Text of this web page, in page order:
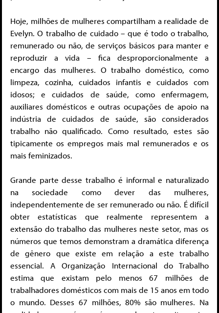
Hoje, milhões de mulheres compartilham a realidade de
Evelyn. O trabalho de cuidado – que é todo o trabalho,
remunerado ou não, de serviços básicos para manter e
reproduzir a vida – fica desproporcionalmente a
encargo das mulheres. O trabalho doméstico, como
limpeza, cozinha, cuidados infantis e cuidados com
idosos; e cuidados de saúde, como enfermagem,
auxiliares domésticos e outras ocupações de apoio na
indústria de cuidados de saúde, são considerados
trabalho não qualificado. Como resultado, estes são
tipicamente os empregos mais mal remunerados e os
mais feminizados.
Grande parte desse trabalho é informal e naturalizado
na sociedade como dever das mulheres,
independentemente de ser remunerado ou não. É difícil
obter estatísticas que realmente representem a
extensão do trabalho das mulheres neste setor, mas os
números que temos demonstram a dramática diferença
de gênero que existe em relação a este trabalho
essencial. A Organização Internacional do Trabalho
estima que existam pelo menos 67 milhões de
trabalhadores domésticos com mais de 15 anos em todo
o mundo. Desses 67 milhões, 80% são mulheres. Na